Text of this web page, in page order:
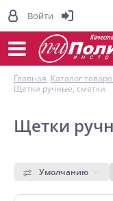
Главная Каталог
Щетки ручные, сметки
Щетки
Умолчанию
Войти